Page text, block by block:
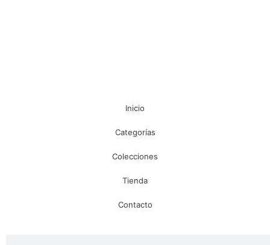
Inicio
Categorías
Colecciones
Tienda
Contacto